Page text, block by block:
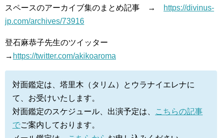
スペースのアーカイブ集のまとめ記事 →
https://divinus-
jp.com/archives/73916
登石麻恭子先生のツイッター
→ https://twitter.com/akikoaroma
対面鑑定は、塔里木（タリム）とウラナイエレナに
て、お受けいたします。
対面鑑定のスケジュール、出演予定は、
こちらの記事
でご案内しております。